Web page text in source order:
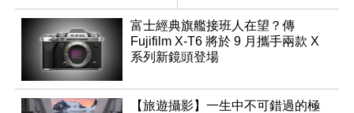
富士經典旗艦接班人在望？傳
Fujifilm X-T6 將於 9 月攜手兩款 X
系列新鏡頭登場
【旅遊攝影】一生中不可錯過的極